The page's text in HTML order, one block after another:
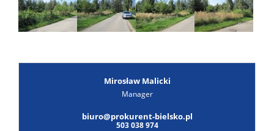
Mirosław Malicki
Manager
biuro@prokurent-bielsko.pl
503 038 974